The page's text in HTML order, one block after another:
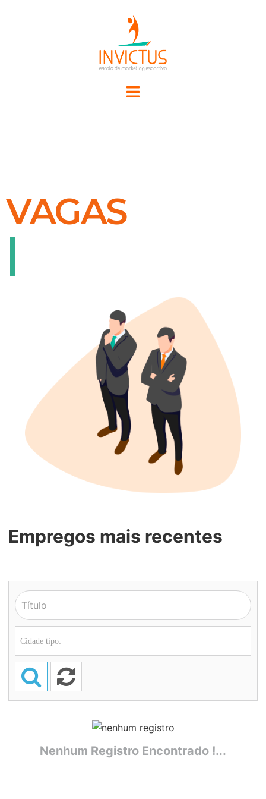
VAGAS
NO
Empregos mais recentes
Nenhum Registro Encontrado !...